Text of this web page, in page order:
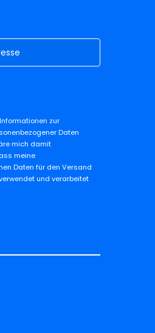
Informationen zur
Daten
mich damit
meine
Daten für den Versand
und verarbeitet